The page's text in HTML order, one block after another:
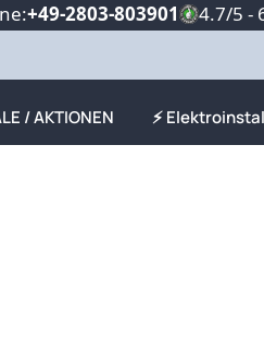
+49-2803-803901 4.7/5 -
/ AKTIONEN ⚡